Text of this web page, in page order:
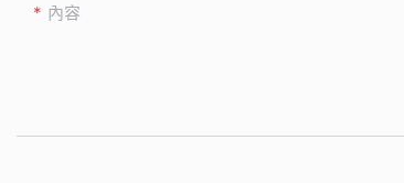
內容